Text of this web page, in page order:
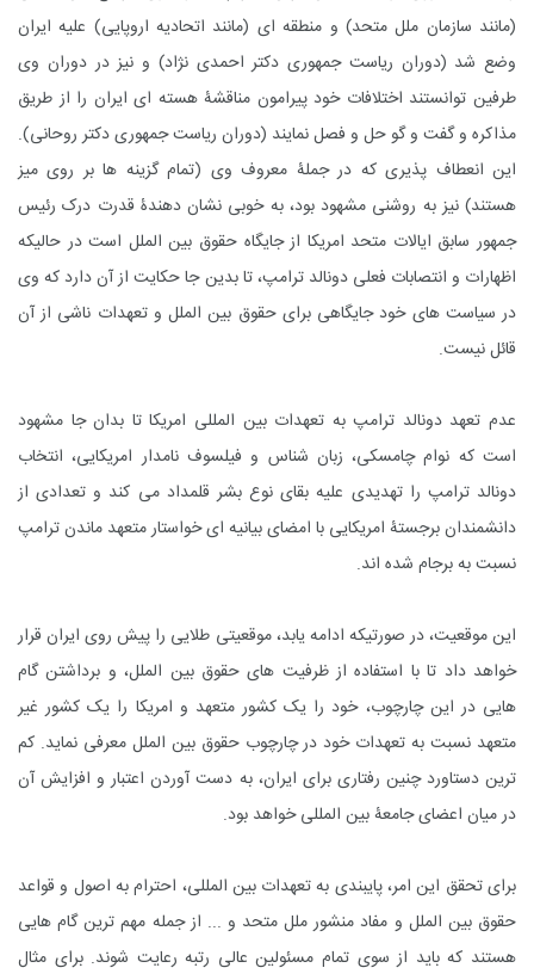
(مانند سازمان ملل متحد) و منطقه ای (مانند اتحادیه اروپایی) علیه ایران
وضع شد (دوران ریاست جمهوری دکتر احمدی نژاد) و نیز در دوران وی
طرفین توانستند اختلافات خود پیرامون مناقشۀ هسته ای ایران را از طریق
مذاکره و گفت و گو حل و فصل نمایند (دوران ریاست جمهوری دکتر روحانی).
این انعطاف پذیری که در جملۀ معروف وی (تمام گزینه ها بر روی میز
هستند) نیز به روشنی مشهود بود، به خوبی نشان دهندۀ قدرت درک رئیس
جمهور سابق ایالات متحد امریکا از جایگاه حقوق بین الملل است در حالیکه
اظهارات و انتصابات فعلی دونالد ترامپ، تا بدین جا حکایت از آن دارد که وی
در سیاست های خود جایگاهی برای حقوق بین الملل و تعهدات ناشی از آن
قائل نیست.
عدم تعهد دونالد ترامپ به تعهدات بین المللی امریکا تا بدان جا مشهود
است که نوام چامسکی، زبان شناس و فیلسوف نامدار امریکایی، انتخاب
دونالد ترامپ را تهدیدی علیه بقای نوع بشر قلمداد می کند و تعدادی از
دانشمندان برجستۀ امریکایی با امضای بیانیه ای خواستار متعهد ماندن ترامپ
نسبت به برجام شده اند.
این موقعیت، در صورتیکه ادامه یابد، موقعیتی طلایی را پیش روی ایران قرار
خواهد داد تا با استفاده از ظرفیت های حقوق بین الملل، و برداشتن گام
هایی در این چارچوب، خود را یک کشور متعهد و امریکا را یک کشور غیر
متعهد نسبت به تعهدات خود در چارچوب حقوق بین الملل معرفی نماید. کم
ترین دستاورد چنین رفتاری برای ایران، به دست آوردن اعتبار و افزایش آن
در میان اعضای جامعۀ بین المللی خواهد بود.
برای تحقق این امر، پایبندی به تعهدات بین المللی، احترام به اصول و قواعد
حقوق بین الملل و مفاد منشور ملل متحد و ... از جمله مهم ترین گام هایی
هستند که باید از سوی تمام مسئولین عالی رتبه رعایت شوند. برای مثال